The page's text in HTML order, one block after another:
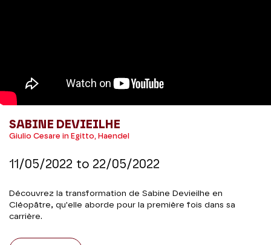
SABINE DEVIEILHE
Giulio Cesare in Egitto, Haendel
11/05/2022 to 22/05/2022
Découvrez la transformation de Sabine Devieilhe en
Cléopâtre, qu'elle aborde pour la première fois dans sa
carrière.